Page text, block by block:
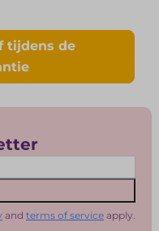
tijdens de
andterms of service apply.